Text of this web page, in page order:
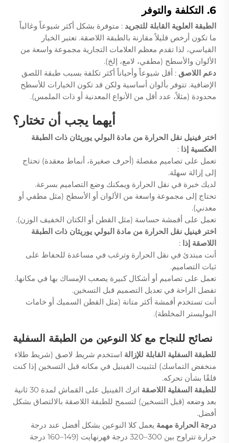
6. التكلفة والتوفر
الطبقة العلوية القابلة للتجريد : متوفرة بشكل أكثر شيوعاً وغالباً
ما تكون أرخص قليلاً مقارنة بالطبقة اللاصقة. تعتبر الخيار
القياسي، لذا تقدم معظم العلامات التجارية مجموعة واسعة من
الألوان والأسطح (مطفي، لامع، إلخ).
دعم اللاصق : أقل شيوعاً وأحياناً أكثر تكلفة بسبب طبقة اللصق
الإضافية. تتوفر بألوان أساسية ولكن قد تكون الخيارات للأسطح
محدودة (مثلاً، عدد أقل من الأنواع المعدنية أو ذات الملمس).
أيهما يجب أن تختار؟
اختر فينيل نقل الحرارة من مادة البولي يوريثان ذات الطبقة
العكسية إذا :
تعمل على تصاميم مفصلة (أحرف صغيرة، أنماط معقدة) تحتاج
إلى إزالة سهلة.
لديك خبرة في نقل الحرارة ويمكنك وضع التصاميم بسرعة.
تحتاج إلى مجموعة واسعة من الألوان أو الأسطح (مثل مطفي أو
معدني).
تعمل على أقمشة حساسة (مثل القطن أو الكتان الخفيف الوزن).
اختر فينيل نقل الحرارة من مادة البولي يوريثان ذات الطبقة
اللاصقة إذا :
أنت مبتدئ في نقل الحرارة وترغب في مساعدة للحفاظ على
ثبات التصاميم.
تعمل على تصاميم أو أشكال كبيرة يصعب الإمساك بها في مكانها.
تفضل الراحة في تعديل التصميم قبل التسخين.
أنت تستخدم أقمشة أكثر متانة (مثل القطن السميك أو خامات
البوليستر المخلطة).
نصائح للنجاح مع كلا النوعين من الطبقة السفلية
للطبقة السفلية القابلة للإزالة استخدم شريط لاصق (شريط طلاء
منخفض التماسك) لتثبيت الفينيل في مكانه قبل التسخين إذا كنت
قلقًا بشأن تحركه.
للطبقة السفلية اللاصقة
اترك الفينيل على القماش لمدة 30 ثانية
بعد وضعه (قبل التسخين) لتسمح للطبقة اللاصقة بالالتصاق بشكل
أفضل.
درجة الحرارة مهمة يعمل كلا النوعين بشكل أفضل عند درجة
حرارة تتراوح بين 300–320 درجة فهرنهايت (149–160 درجة